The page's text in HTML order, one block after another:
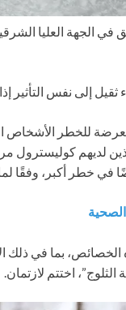
العليا الشرقية من
إلى نفس التأثير
للخطر الأشخاص
لديهم
في خطر أكبر، وفقًا لما
بما في ذلك
اختتم لازتمان.